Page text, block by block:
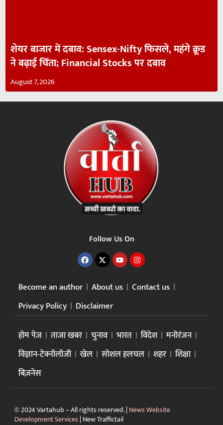
शेयर बाजार में दबाव: Sensex-Nifty फिसले, महंगे क्रूड
ने बढ़ाई चिंता; Financial Stocks पर दबाव
August 7, 2026
Follow Us On
Become an author About us
Contact us
Privacy Policy
Disclaimer
होम पेज ताजा खबर चुनाव भारत विदेश
मनोरंजन
विज्ञान-टेक्नॉलॉजी
खेल सोशल हलचल शहर
शिक्षा
बिज़नेस
© 2024 Vartahub – All rights reserved. | News Website
Development Services| New Traffictail